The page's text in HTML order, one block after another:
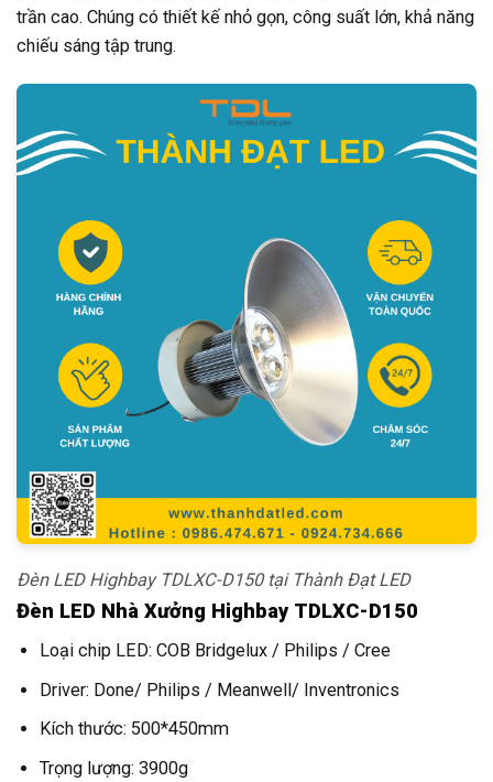
trần cao. Chúng có thiết kế nhỏ gọn, công suất lớn, khả năng
chiếu sáng tập trung.
Đèn LED Highbay TDLXC-D150 tại Thành Đạt LED
Đèn LED Nhà Xưởng Highbay TDLXC-D150
Loại chip LED: COB Bridgelux / Philips / Cree
Driver: Done/ Philips / Meanwell/ Inventronics
Kích thước: 500*450mm
Trọng lượng: 3900g